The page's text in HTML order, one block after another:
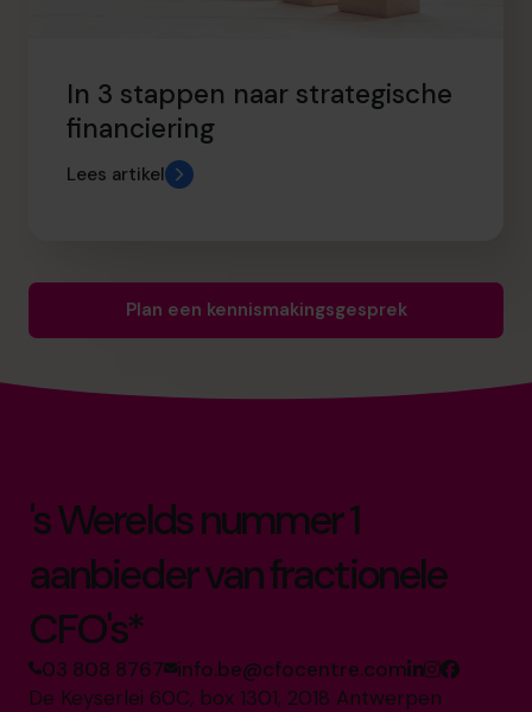
In 3 stappen naar strategische
financiering
Lees artikel
Plan een kennismakingsgesprek
's Werelds nummer 1
aanbieder van fractionele
CFO's*
03 808 8767 info.be@cfocentre.com
De Keyserlei 60C, box 1301, 2018 Antwerpen